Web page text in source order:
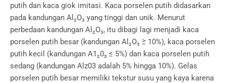
putih dan kaca giok imitasi. Kaca porselen putih didasarkan
pada kandungan Al₂O₃ yang tinggi dan unik. Menurut
perbedaan kandungan Al₂O₃, itu dibagi lagi menjadi kaca
porselen putih besar (kandungan Al₂O₃ ≥ 10%), kaca porselen
putih kecil (kandungan A1₂0₃ ≤ 5%) dan kaca porselen putih
sedang (kandungan Alz03 adalah 5% hingga 10%). Gelas
porselen putih besar memiliki tekstur susu yang kaya karena